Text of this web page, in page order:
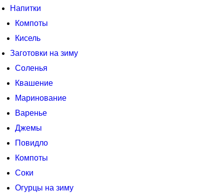
Напитки
Компоты
Кисель
Заготовки на зиму
Соленья
Квашение
Маринование
Варенье
Джемы
Повидло
Компоты
Соки
Огурцы на зиму